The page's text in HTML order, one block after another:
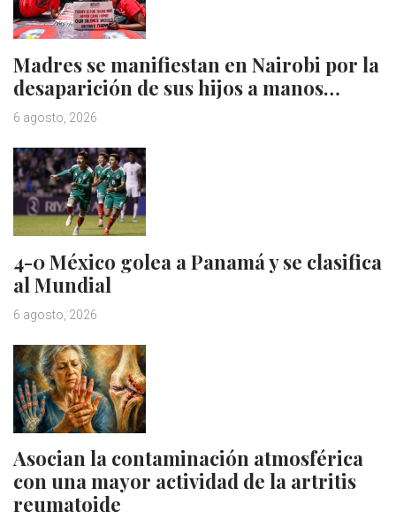
Madres se manifiestan en Nairobi por la
desaparición de sus hijos a manos…
6 agosto, 2026
4-0 México golea a Panamá y se clasifica
al Mundial
6 agosto, 2026
Asocian la contaminación atmosférica
con una mayor actividad de la artritis
reumatoide